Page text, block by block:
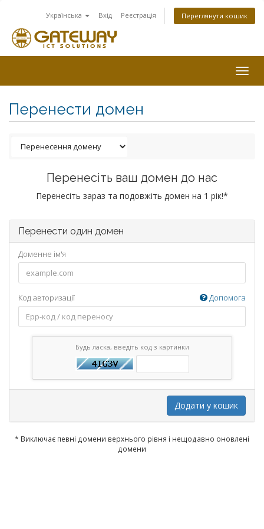
Українська Вхід Реєстрація Переглянути кошик
Перенести домен
Перенесіть ваш домен до нас
Перенесіть зараз та подовжіть домен на 1 рік!*
Перенести один домен
Доменне ім'я
Код авторизації Допомога
Будь ласка, введіть код з картинки
Додати у кошик
* Виключає певні домени верхнього рівня і нещодавно оновлені
домени